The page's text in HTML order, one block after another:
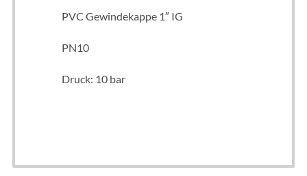
PVC Gewindekappe 1″ IG
PN10
Druck: 10 bar